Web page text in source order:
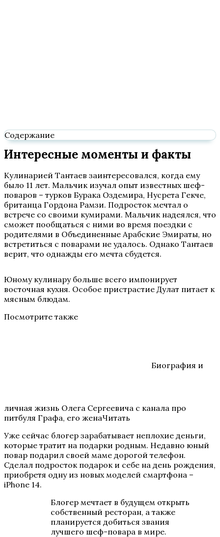
Содержание
Интересные моменты и факты
Кулинарией Тантаев заинтересовался, когда ему
было 11 лет. Мальчик изучал опыт известных шеф-
поваров – турков Бурака Оздемира, Нусрета Гекче,
британца Гордона Рамзи. Подросток мечтал о
встрече со своими кумирами. Мальчик надеялся, что
сможет пообщаться с ними во время поездки с
родителями в Объединенные Арабские Эмираты, но
встретиться с поварами не удалось. Однако Тантаев
верит, что однажды его мечта сбудется.
Юному кулинару больше всего импонирует
восточная кухня. Особое пристрастие Дулат питает к
мясным блюдам.
Посмотрите также
Биография и
личная жизнь Олега Сергеевича с канала про
питбуля Графа, его женаЧитать
Уже сейчас блогер зарабатывает неплохие деньги,
которые тратит на подарки родным. Недавно юный
повар подарил своей маме дорогой телефон.
Сделал подросток подарок и себе на день рождения,
приобретя одну из новых моделей смартфона –
iPhone 14.
Блогер мечтает в будущем открыть
собственный ресторан, а также
планируется добиться звания
лучшего шеф-повара в мире.